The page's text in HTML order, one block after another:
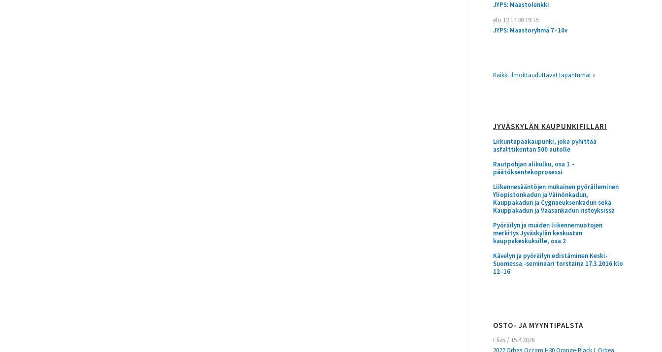
JYPS: Maastolenkki
elo 12 17:30 19:15
JYPS: Maastoryhmä 7–10v
Kaikki ilmoittauduttavat tapahtumat »
JYVÄSKYLÄN KAUPUNKIFILLARI
Liikuntapääkaupunki, joka pyhittää
asfalttikentän 500 autolle
Rautpohjan alikulku, osa 1 –
päätöksentekoprosessi
Liikennesääntöjen mukainen pyöräileminen
Yliopistonkadun ja Väinönkadun,
Kauppakadun ja Cygnaeuksenkadun sekä
Kauppakadun ja Vaasankadun risteyksissä
Pyöräilyn ja muiden liikennemuotojen
merkitys Jyväskylän keskustan
kauppakeskuksille, osa 2
Kävelyn ja pyöräilyn edistäminen Keski-
Suomessa -seminaari torstaina 17.3.2016 klo
12–16
OSTO- JA MYYNTIPALSTA
Elias / 15.4.2026
2022 Orbea Occam H30 Orange-Black L Orbea